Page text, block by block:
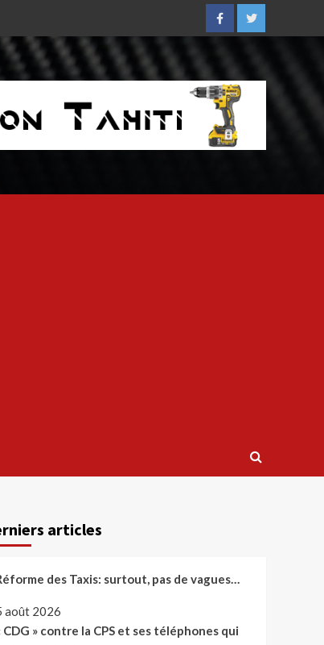
FacebookTwitter
articles
des Taxis: surtout, pas de vagues…
août 2026
CDG » contre la CPS et ses téléphones qui